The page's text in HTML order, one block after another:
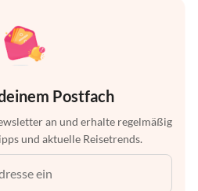
Postfach
an und erhalte regelmäßig
und aktuelle Reisetrends.